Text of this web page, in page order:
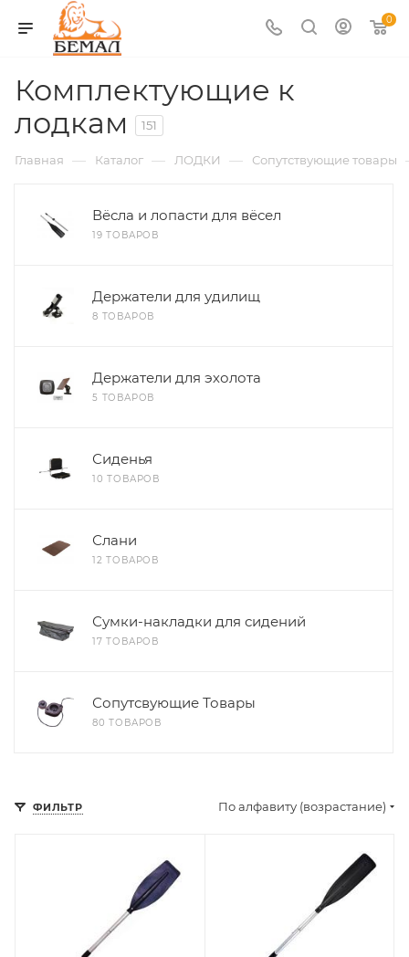
0
Комплектующие к
лодкам
151
Главная — Каталог — ЛОДКИ — Сопутствующие товары
Вёсла и лопасти для вёсел
19 ТОВАРОВ
Держатели для удилищ
8 ТОВАРОВ
Держатели для эхолота
5 ТОВАРОВ
Сиденья
10 ТОВАРОВ
Слани
12 ТОВАРОВ
Сумки-накладки для сидений
17 ТОВАРОВ
Сопутсвующие Товары
80 ТОВАРОВ
ФИЛЬТР По алфавиту (возрастание)